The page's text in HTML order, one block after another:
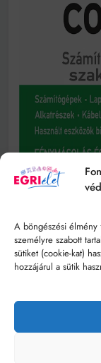
A böngészési élmény
személyre szabott
sütiket (cookie-kat)
hozzájárul a sütik